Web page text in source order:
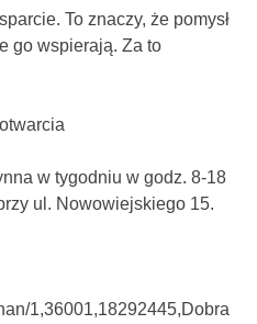
To znaczy, że pomysł
go wspierają. Za to
w tygodniu w godz. 8-18
ul. Nowowiejskiego 15.
1,36001,18292445,Dobra